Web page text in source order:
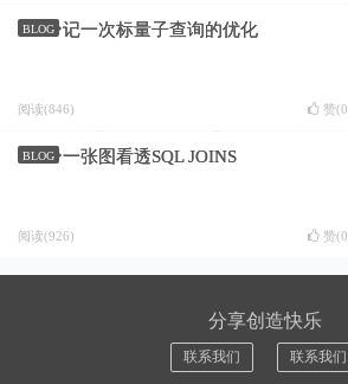
BLOG 记一次标量子查询的优化
阅读(846) 赞(0
BLOG 一张图看透SQL JOINS
阅读(926) 赞(0
分享创造快乐
联系我们 联系我们